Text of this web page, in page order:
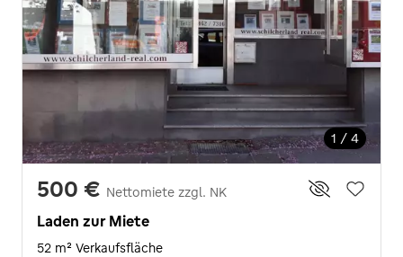
1 / 4
500 € Nettomiete zzgl. NK
Laden zur Miete
52 m² Verkaufsfläche